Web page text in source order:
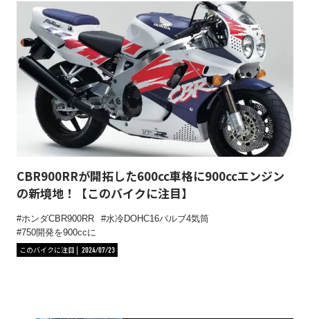
CBR900RRが開拓した600cc車格に900ccエンジン
の新境地！【このバイクに注目】
ホンダCBR900RR
水冷DOHC16バルブ4気筒
750開発を900ccに
このバイクに注目
2024/07/23